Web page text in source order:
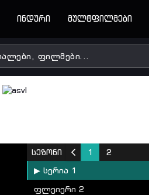
ინდური მულტფილმები
სეზონი 1
2
▶ სერია 1
ფლეიერი 2